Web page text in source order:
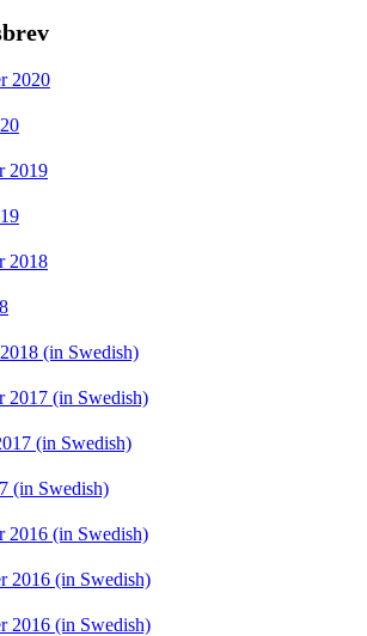
2020
2019
2018
(in Swedish)
2017 (in Swedish)
(in Swedish)
(in Swedish)
2016 (in Swedish)
2016 (in Swedish)
2016 (in Swedish)